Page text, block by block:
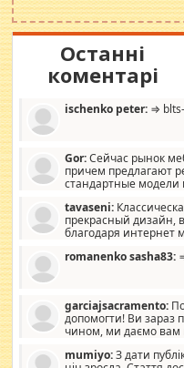
Останні
коментарі
ischenko peter: ⇒
Gor:Сейчас рынок
причем предлагают
стандартные модели
стандартные формы, в
со вкусом все в порядке,
мебель, а это не последний
tavaseni:
прекрасный дизайн,
благодаря интернет
romanenko sasha83:
garciajsacramento:
допомогти! Ви зараз
чином, ми даємо вам
допомагати людям, які
mumiyo:З дати